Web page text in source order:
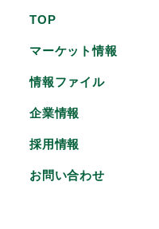
TOP
マーケット情報
情報ファイル
企業情報
採用情報
お問い合わせ